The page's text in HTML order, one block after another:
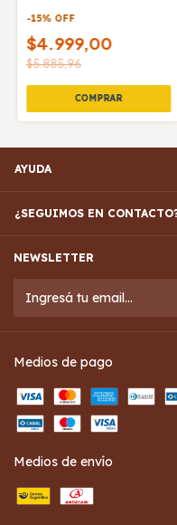
-15% OFF
$4.999,00
$5.885,96
AYUDA
¿SEGUIMOS EN
NEWSLETTER
Medios de pago
Medios de envío